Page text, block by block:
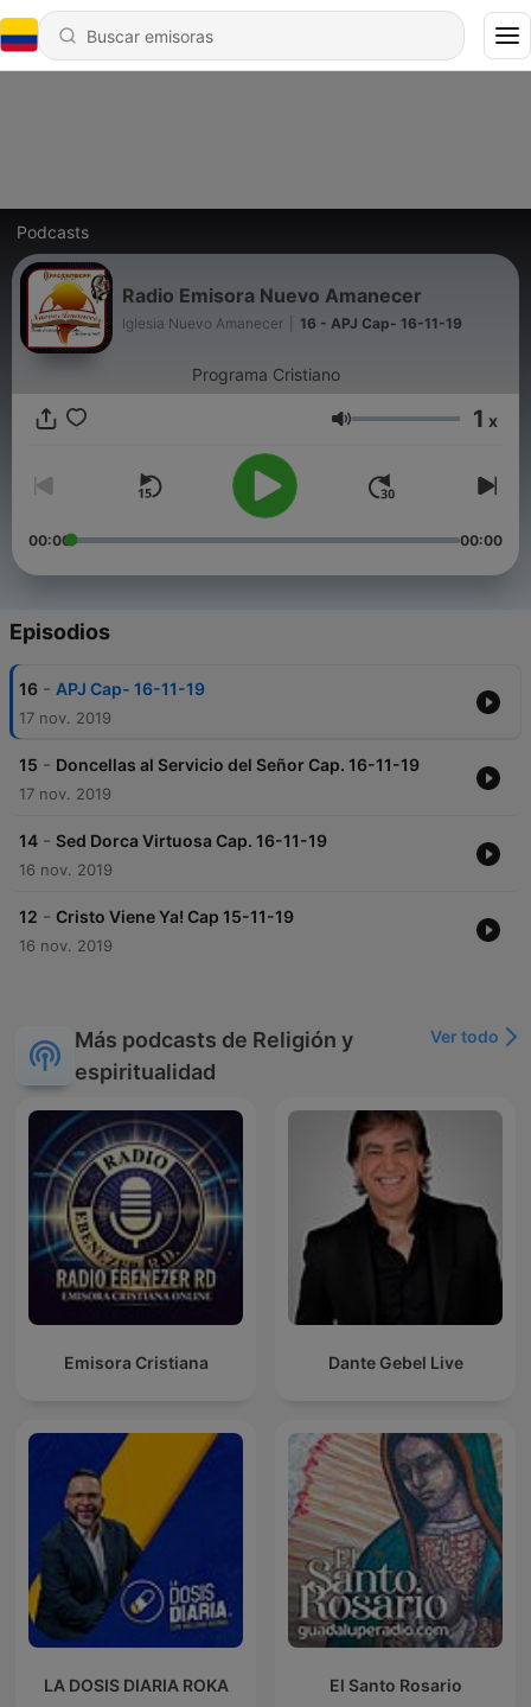
Podcasts
Radio Emisora Nuevo Amanecer
Iglesia Nuevo Amanecer 16 - APJ Cap- 16-11-19
Programa Cristiano
Volumen 1 x
00:00 00:00
Episodios
16 - APJ Cap- 16-11-19
17 nov. 2019
15 - Doncellas al Servicio del Señor Cap. 16-11-19
17 nov. 2019
14 - Sed Dorca Virtuosa Cap. 16-11-19
16 nov. 2019
12 - Cristo Viene Ya! Cap 15-11-19
16 nov. 2019
Más podcasts de Religión y
espiritualidad
Ver todo
Emisora Cristiana Dante Gebel Live
LA DOSIS DIARIA ROKA El Santo Rosario